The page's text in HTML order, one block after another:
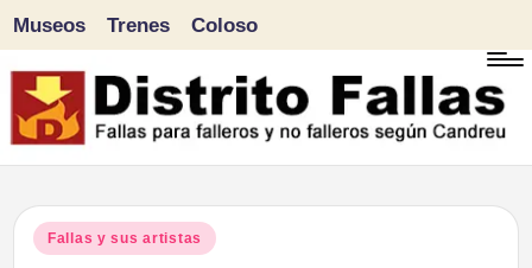
Saltar
al
Museos Trenes Coloso
Publicado
Fallas y sus artistas